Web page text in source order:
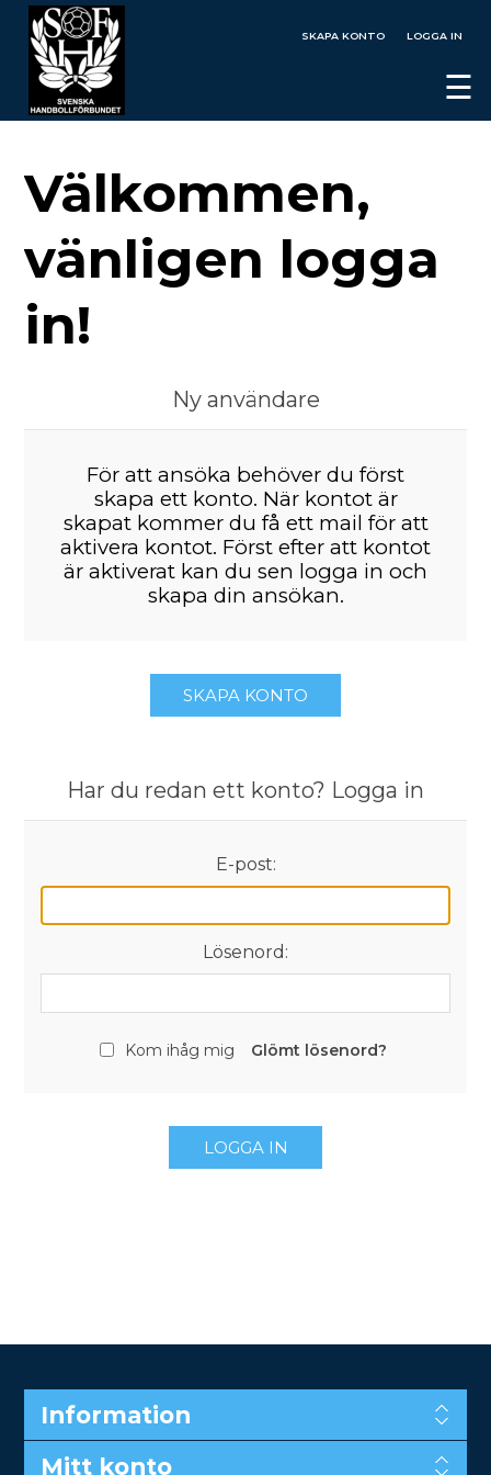
SKAPA KONTO LOGGA IN
☰
Välkommen,
vänligen logga
in!
Ny användare
För att ansöka behöver du först
skapa ett konto. När kontot är
skapat kommer du få ett mail för att
aktivera kontot. Först efter att kontot
är aktiverat kan du sen logga in och
skapa din ansökan.
SKAPA KONTO
Har du redan ett konto? Logga in
E-post:
Lösenord:
Kom ihåg mig Glömt lösenord?
LOGGA IN
Information
Mitt konto